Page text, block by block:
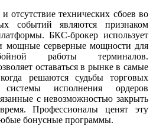
отсутствие технических сбоев во
событий являются признаком
БКС-брокер использует
мощные серверные мощности для
работы терминалов.
оставаться в рынке в самые
решаются судьбы торговых
исполнения ордеров
с невозможностью закрыть
Профессионалы ценят эту
бонусные программы.